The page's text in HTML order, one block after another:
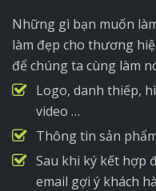
Những gì bạn muốn
làm đẹp cho thương
để chúng ta cùng làm
Logo, danh thiếp,
video …
Thông tin sản
Sau khi ký kết hợp
email gợi ý khách